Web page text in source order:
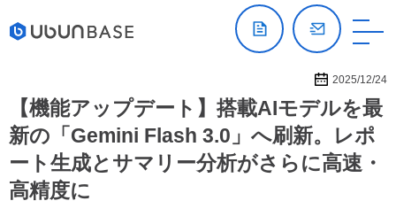
2025/12/24
【機能アップデート】搭載AIモデルを最
新の「Gemini Flash 3.0」へ刷新。レポ
ート生成とサマリー分析がさらに高速・
高精度に